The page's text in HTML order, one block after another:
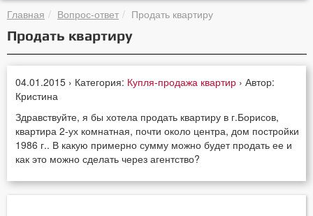
Главная Вопрос-ответ Продать квартиру
Продать квартиру
04.01.2015 › Категория: Купля-продажа квартир › Автор:
Кристина
Здравствуйте, я бы хотела продать квартиру в г.Борисов,
квартира 2-ух комнатная, почти около центра, дом постройки
1986 г.. В какую примерно сумму можно будет продать ее и
как это можно сделать через агентство?